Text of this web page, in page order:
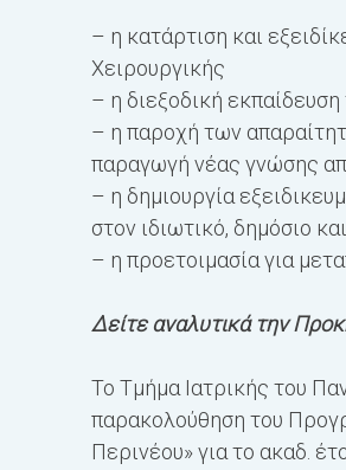
– η κατάρτιση και
Χειρουργικής
– η διεξοδική
– η παροχή των
παραγωγή νέας γνώσης
– η δημιουργία
στον ιδιωτικό, δημόσιο
– η προετοιμασία για
Δείτε αναλυτικά την
Το Τμήμα Ιατρικής του
παρακολούθηση του
Περινέου» για το ακαδ.